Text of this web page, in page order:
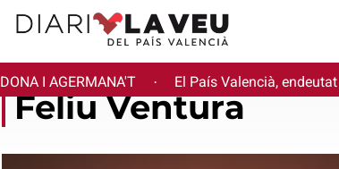
DONA I AGERMANA'T · El País Valencià, endeutat
Feliu Ventura